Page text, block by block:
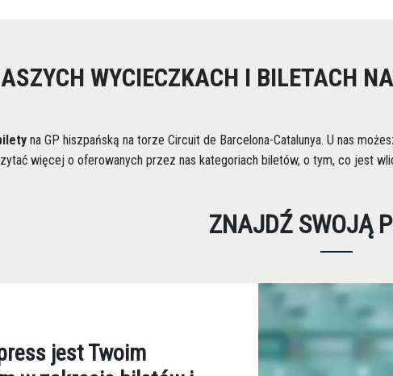
WYCIECZKACH I BILETACH
na GP hiszpańską na torze Circuit de Barcelona-Catalunya. U nas
więcej o oferowanych przez nas kategoriach biletów, o tym, co jest